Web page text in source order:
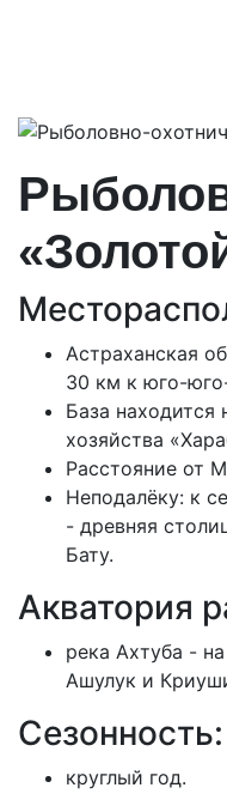
Астраханская
30 км к юго-
База находится
хозяйства
Расстояние от
Неподалёку: к
- древняя
Бату.
Акватория
река Ахтуба -
Ашулук и
Сезонность:
круглый год.